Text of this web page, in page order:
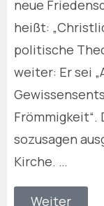
neue
heißt:
politische
weiter: Er sei
Frömmigkeit“.
sozusagen
Kirche. …
Weiter